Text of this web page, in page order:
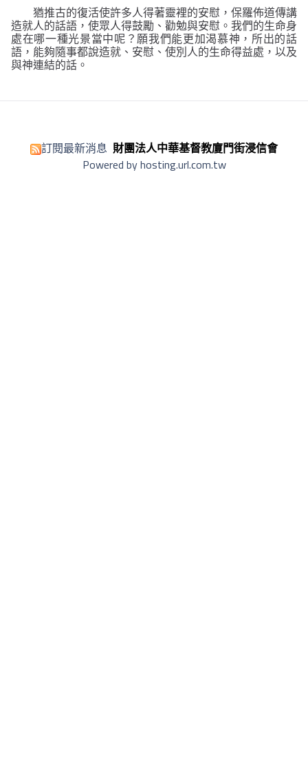
猶推古的復活使許多人得著靈裡的安慰，保羅佈道傳講
造就人的話語，使眾人得鼓勵、勸勉與安慰。我們的生命身
處在哪一種光景當中呢？願我們能更加渴慕神，所出的話
語，能夠隨事都說造就、安慰、使別人的生命得益處，以及
與神連結的話。
訂閱最新消息 財團法人中華基督教廈門街浸信會
Powered by hosting.url.com.tw